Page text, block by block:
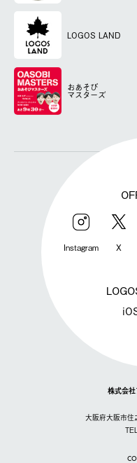
LOGOS LAND
おあそび
マスターズ
Instagram X
株式会
大阪府大阪市